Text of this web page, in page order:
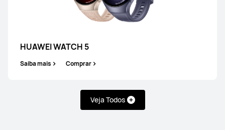
HUAWEI WATCH 5
Saiba mais Comprar
Veja Todos